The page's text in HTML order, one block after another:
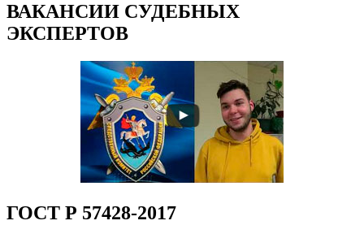
ВАКАНСИИ СУДЕБНЫХ
ЭКСПЕРТОВ
ГОСТ Р 57428-2017